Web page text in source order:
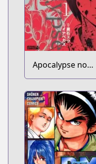
Apocalypse no
Toride